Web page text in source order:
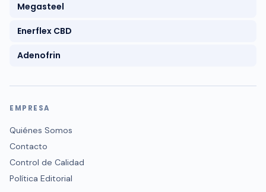
Megasteel
Enerflex CBD
Adenofrin
EMPRESA
Quiénes Somos
Contacto
Control de Calidad
Política Editorial